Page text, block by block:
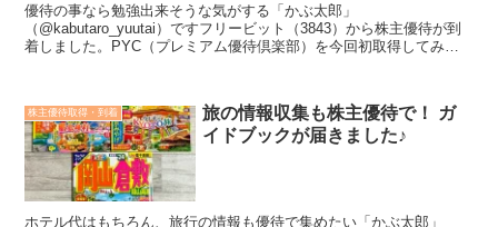
優待の事なら勉強出来そうな気がする「かぶ太郎」
（@kabutaro_yuutai）ですフリービット（3843）から株主優待が到
着しました。PYC（プレミアム優待倶楽部）を今回初取得してみま
株主優待取得・到着
旅の情報収集も株主優待で！ ガ
イドブックが届きました♪
ホテル代はもちろん、旅行の情報も優待で集めたい「かぶ太郎」